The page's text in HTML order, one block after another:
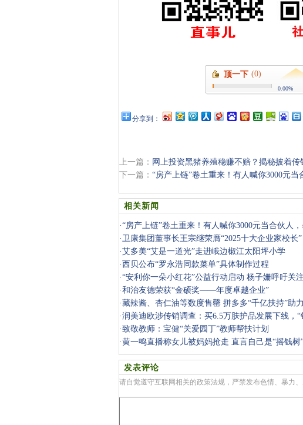
顶一下 (0)
0.00%
分享到：
上一篇： 网上投资黑猪养殖稳赚不赔？揭秘披着传
下一篇： “房产上链”卷土重来！有人喊你3000元
相关新闻
·“房产上链”卷土重来！有人喊你3000元当合伙人
机遇还是
·卫康集团董事长王宗继荣膺“2025十大企业家校长”
·艾多美“艾是一道光”走进峨边椒江太阳坪小学
·西贝公布“罗永浩同款菜单”具体制作过程
·“安利你一朵小红花”公益行动启动 杨子姗呼吁关
儿童卫
·和治友德荣获“金硕奖——年度卓越企业”
·藏辣酱、杏仁油等数度售罄 拼多多“千亿扶持”助
好物热
·润美迪欧涉传销调查：买6.5万肤护品发展下线，“
护肤”涉
·致敬教师：宝健“关爱园丁”教师帮扶计划
·黄一鸣直播称女儿被妈妈抢走 直言自己是“摇钱树
发表评论
请自觉遵守互联网相关的政策法规，严禁发布色情、暴力、